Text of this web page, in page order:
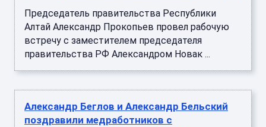
Председатель правительства Республики
Алтай Александр Прокопьев провел рабочую
встречу с заместителем председателя
правительства РФ Александром Новак ...
Александр Беглов и Александр Бельский
поздравили медработников с